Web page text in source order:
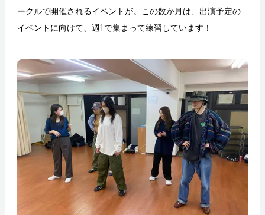
ークルで開催されるイベントが。この数か月は、出演予定の
イベントに向けて、週1で集まって練習しています！